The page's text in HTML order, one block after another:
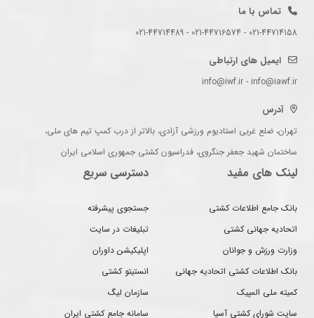
تماس با ما
021-44714158 - 021-44716574 - 021-44714489
ایمیل های ارتباطی
info@iwf.ir - info@iawf.ir
آدرس
تهران، ضلع غربی استادیوم ورزشی آزادی، بالاتر از درب کمپ تیم های ملی،
ساختمان شهید جعفر جنگروی، فدراسیون کشتی جمهوری اسلامی ایران
لینک های مفید
بانک جامع اطلاعات کشتی
اتحادیه جهانی کشتی
وزارت ورزش و جوانان
بانک اطلاعات کشتی اتحادیه جهانی
کمیته ملی المپیک
سایت شورای کشتی آسیا
دسترسی سریع
جستجوی پیشرفته
تبلیغات در سایت
اپلیکیشن داوران
انستیتو کشتی
سازمان لیگ
سامانه جامع کشتی ایران